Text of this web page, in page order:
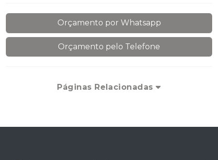
Orçamento por Whatsapp
Orçamento pelo Telefone
Páginas Relacionadas